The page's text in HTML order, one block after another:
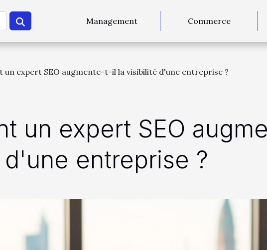
Management Commerce
un expert SEO augmente-t-il la visibilité d'une entreprise ?
un expert SEO
entreprise ?